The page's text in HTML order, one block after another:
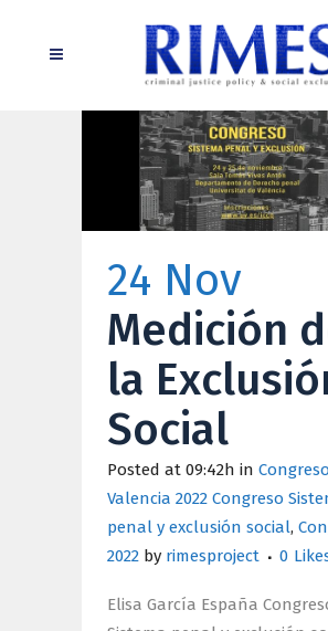
24 Nov
Medición
la
Social
Posted at 09:42h in Congreso
Valencia 2022 Congreso
penal y exclusión social,
2022 by rimesproject 0
Elisa García España